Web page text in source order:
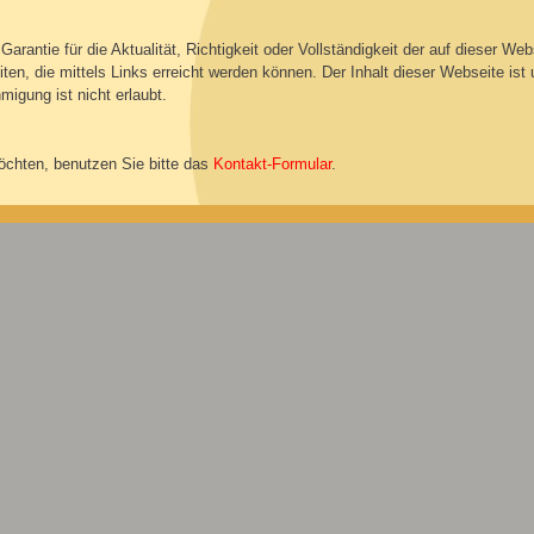
für die Aktualität, Richtigkeit oder Vollständigkeit der auf dieser
die mittels Links erreicht werden können. Der Inhalt dieser Webseite ist
ist nicht erlaubt.
benutzen Sie bitte das Kontakt-Formular.